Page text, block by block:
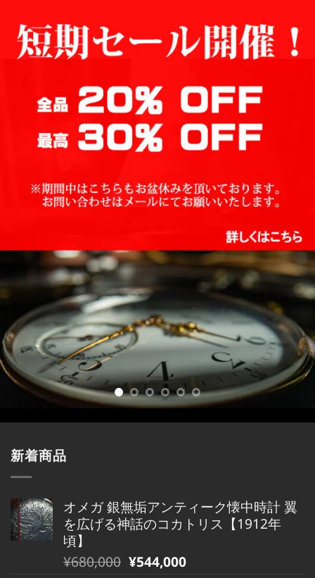
新着商品
オメガ 銀無垢アンティーク懐中時計 翼
を広げる神話のコカトリス【1912年
頃】
元
¥680,000 現
¥544,000